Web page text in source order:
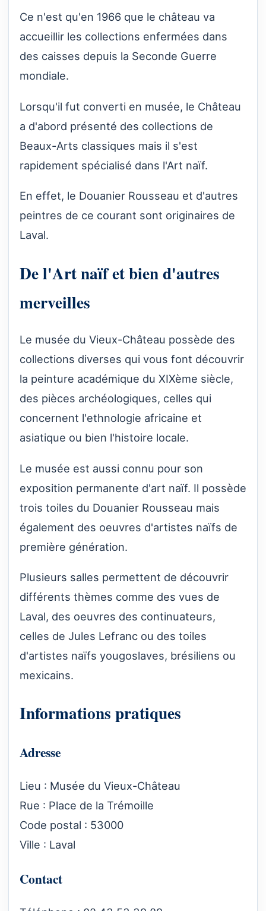
Ce n'est qu'en 1966 que le château va
accueillir les collections enfermées dans
des caisses depuis la Seconde Guerre
mondiale.
Lorsqu'il fut converti en musée, le Château
a d'abord présenté des collections de
Beaux-Arts classiques mais il s'est
rapidement spécialisé dans l'Art naïf.
En effet, le Douanier Rousseau et d'autres
peintres de ce courant sont originaires de
Laval.
De l'Art naïf et bien d'autres
merveilles
Le musée du Vieux-Château possède des
collections diverses qui vous font découvrir
la peinture académique du XIXème siècle,
des pièces archéologiques, celles qui
concernent l'ethnologie africaine et
asiatique ou bien l'histoire locale.
Le musée est aussi connu pour son
exposition permanente d'art naïf. Il possède
trois toiles du Douanier Rousseau mais
également des oeuvres d'artistes naïfs de
première génération.
Plusieurs salles permettent de découvrir
différents thèmes comme des vues de
Laval, des oeuvres des continuateurs,
celles de Jules Lefranc ou des toiles
d'artistes naïfs yougoslaves, brésiliens ou
mexicains.
Informations pratiques
Adresse
Lieu : Musée du Vieux-Château
Rue : Place de la Trémoille
Code postal : 53000
Ville : Laval
Contact